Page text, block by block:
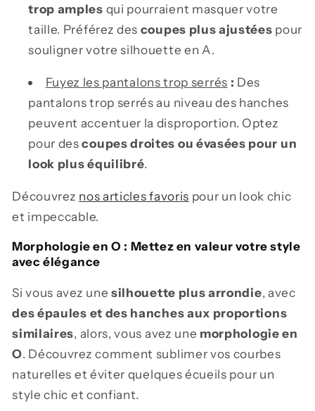
trop amples qui pourraient masquer votre
taille. Préférez des coupes plus ajustées pour
souligner votre silhouette en A.
Fuyez les pantalons trop serrés : Des
pantalons trop serrés au niveau des hanches
peuvent accentuer la disproportion. Optez
pour descoupes droites ou évasées pour un
look plus équilibré.
Découvrez nos articles favoris pour un look chic
et impeccable.
Morphologie en O : Mettez en valeur votre style
avec élégance
Si vous avez une silhouette plus arrondie, avec
des épaules et des hanches aux proportions
similaires, alors, vous avez une morphologie en
O. Découvrez comment sublimer vos courbes
naturelles et éviter quelques écueils pour un
style chic et confiant.